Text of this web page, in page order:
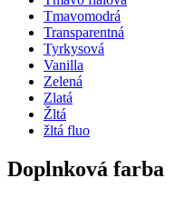
Tmavomodrá
Transparentná
Tyrkysová
Vanilla
Zelená
Zlatá
Žltá
žltá fluo
Doplnková farba